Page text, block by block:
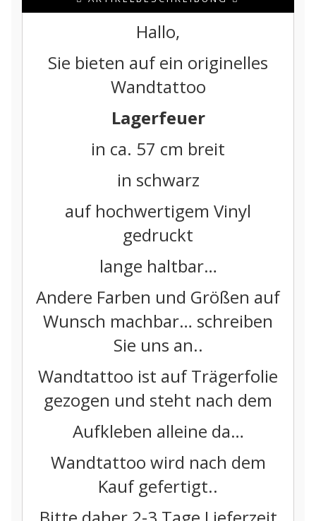
Hallo,
Sie bieten auf ein originelles
Wandtattoo
Lagerfeuer
in ca. 57 cm breit
in schwarz
auf hochwertigem Vinyl
gedruckt
lange haltbar…
Andere Farben und Größen auf
Wunsch machbar… schreiben
Sie uns an..
Wandtattoo ist auf Trägerfolie
gezogen und steht nach dem
Aufkleben alleine da…
Wandtattoo wird nach dem
Kauf gefertigt..